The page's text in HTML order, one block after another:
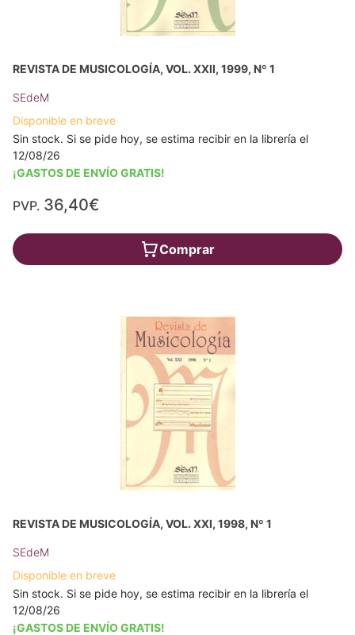
REVISTA DE MUSICOLOGÍA, VOL. XXII, 1999, Nº 1
SEdeM
Disponible en breve
Sin stock. Si se pide hoy, se estima recibir en la librería el
12/08/26
¡GASTOS DE ENVÍO GRATIS!
PVP. 36,40€
Comprar
REVISTA DE MUSICOLOGÍA, VOL. XXI, 1998, Nº 1
SEdeM
Disponible en breve
Sin stock. Si se pide hoy, se estima recibir en la librería el
12/08/26
¡GASTOS DE ENVÍO GRATIS!